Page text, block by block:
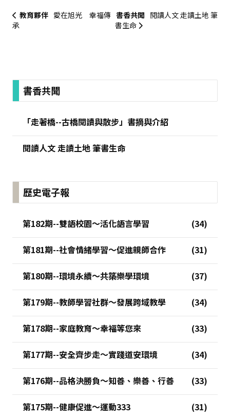
教育夥伴 愛在旭光 幸福傳
承
書香共聞 閱讀人文 走讀土地 筆
書生命
:::書香共聞
「走著橋--古橋閱讀與散步」書摘與介紹
閱讀人文 走讀土地 筆書生命
歷史電子報
第182期--雙語校園～活化語言學習
第181期--社會情緒學習～促進親師合作
第180期--環境永續～共築樂學環境
第179期--教師學習社群～發展跨域教學
第178期--家庭教育～幸福等您來
第177期--安全齊步走～實踐道安環境
第176期--品格決勝負～知善、樂善、行善
第175期--健康促進～運動333